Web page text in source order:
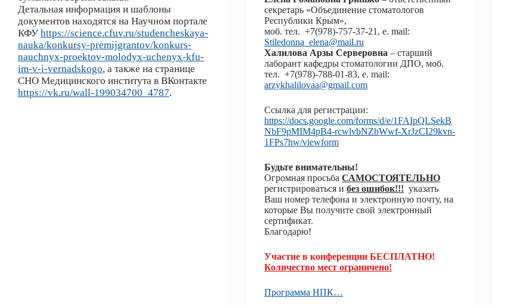
Детальная информация и шаблоны
документов находятся на Научном портале
КФУ https://science.cfuv.ru/studencheskaya-
nauka/konkursy-premijgrantov/konkurs-
nauchnyx-proektov-molodyx-uchenyx-kfu-
im-v-i-vernadskogo, а также на странице
СНО Медицинского института в ВКонтакте
https://vk.ru/wall-199034700_4787.
секретарь «Объединение стоматологов
Республики Крым»,
моб. тел. +7(978)-757-37-21, e. mail:
Stiledonna_elena@mail.ru
Халилова Арзы Серверовна – старший
лаборант кафедры стоматологии ДПО, моб.
тел. +7(978)-788-01-83, e. mail:
arzykhalilovaa@gmail.com
Ссылка для регистрации:
https://docs.google.com/forms/d/e/1FAIpQLSekB
NbF9pMIM4pB4-rcwlvbNZbWwf-XrJzCI29kvn-
1FPs7hw/viewform
Будьте внимательны!
Огромная просьбаСАМОСТОЯТЕЛЬНО
регистрироваться ибез ошибок!!! указать
Ваш номер телефона и электронную почту, на
которые Вы получите свой электронный
сертификат.
Благодарю!
Участие в конференции БЕСПЛАТНО!
Количество мест ограничено!
Программа НПК…